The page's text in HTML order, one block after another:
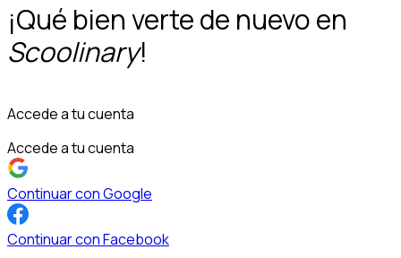
¡Qué bien verte de nuevo en
Scoolinary!
Accede a tu cuenta
Accede a tu cuenta
Continuar con Google
Continuar con Facebook